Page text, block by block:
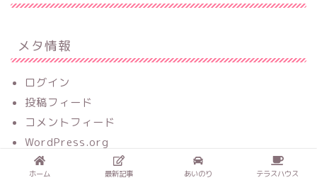
メタ情報
ログイン
投稿フィード
コメントフィード
WordPress.org
ホーム 最新記事 あいのり テラスハウス